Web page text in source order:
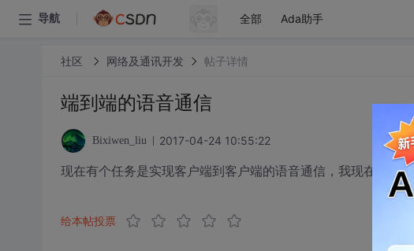
导航 全部 Ada助手
社区 网络及通讯开发 帖子详情
端到端的语音通信
Bixiwen_liu 2017-04-24 10:55:22
现在有个任务是实现客户端到客户端的语音通信，我现在没有
给本帖投票